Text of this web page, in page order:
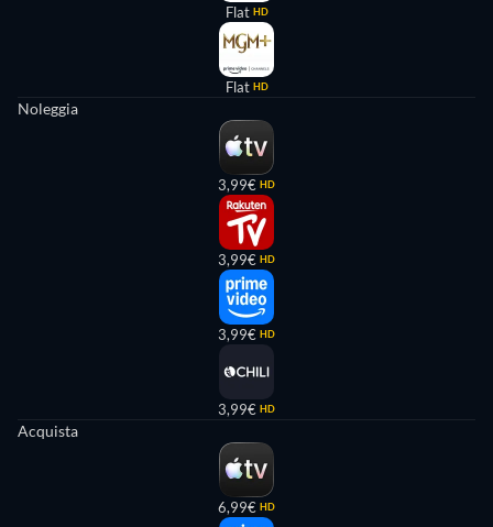
Flat HD
Flat HD
Noleggia
3,99€ HD
3,99€ HD
3,99€ HD
3,99€ HD
Acquista
6,99€ HD